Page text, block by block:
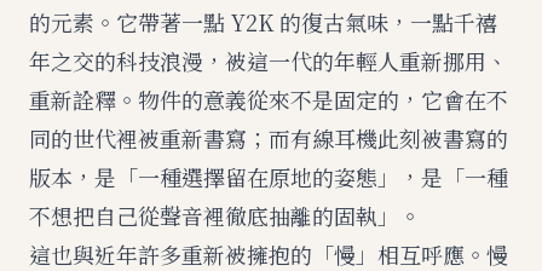
的元素。它帶著一點 Y2K 的復古氣味，一點千禧
年之交的科技浪漫，被這一代的年輕人重新挪用、
重新詮釋。物件的意義從來不是固定的，它會在不
同的世代裡被重新書寫；而有線耳機此刻被書寫的
版本，是「一種選擇留在原地的姿態」，是「一種
不想把自己從聲音裡徹底抽離的固執」。
這也與近年許多重新被擁抱的「慢」相互呼應。慢